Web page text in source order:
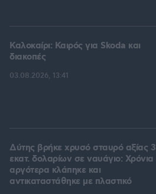
Καλοκαίρι: Καιρός για Skoda και
διακοπές
03.08.2026, 13:41
Δύτης βρήκε χρυσό σταυρό αξίας 3
εκατ. δολαρίων σε ναυάγιο: Χρόνια
αργότερα κλάπηκε και
αντικαταστάθηκε με πλαστικό